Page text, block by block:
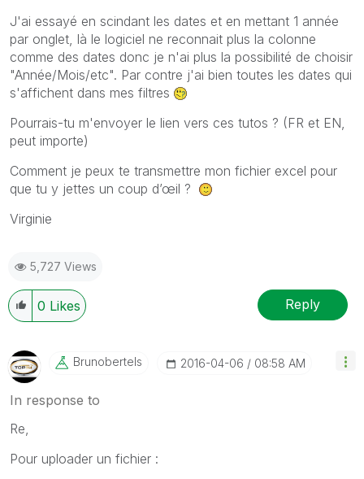
J'ai essayé en scindant les dates et en mettant 1 année
par onglet, là le logiciel ne reconnait plus la colonne
comme des dates donc je n'ai plus la possibilité de choisir
"Année/Mois/etc". Par contre j'ai bien toutes les dates qui
s'affichent dans mes filtres
Pourrais-tu m'envoyer le lien vers ces tutos ? (FR et EN,
peut importe)
Comment je peux te transmettre mon fichier excel pour
que tu y jettes un coup d’œil ?
Virginie
5,727 Views
0 Likes Reply
Brunobertels ‎2016-04-06 08:58 AM
In response to
Re,
Pour uploader un fichier :